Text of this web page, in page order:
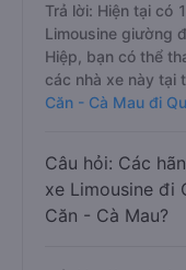
Trả lời: Hiện tại có
Limousine giường
Hiệp, bạn có thể
các nhà xe này tại
Căn - Cà Mau đi
Câu hỏi: Các
xe Limousine đi
Căn - Cà Mau?